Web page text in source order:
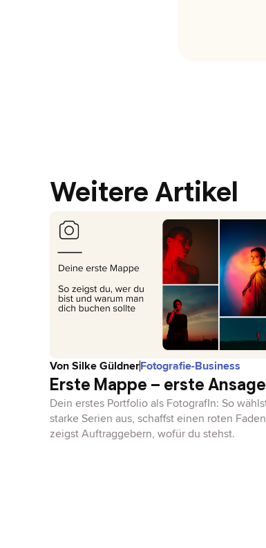
Weitere Artikel
Von Silke GüldnerFotografie-Business
Erste Mappe – erste
Dein erstes Portfolio als FotografIn: So
starke Serien aus, schaffst einen roten
zeigst Auftraggebern, wofür du stehst.